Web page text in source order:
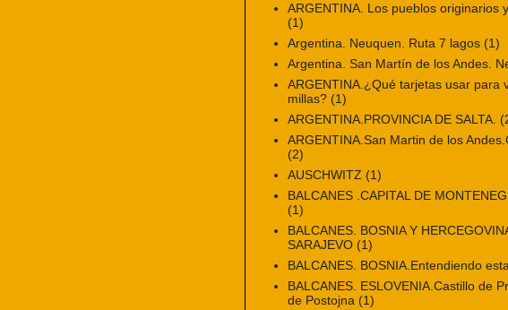
ARGENTINA. Los pueblos originarios
(1)
Argentina. Neuquen. Ruta 7 lagos (1)
Argentina. San Martín de los Andes.
ARGENTINA.¿Qué tarjetas usar para
millas? (1)
ARGENTINA.PROVINCIA DE SALTA.
ARGENTINA.San Martin de los
(2)
AUSCHWITZ (1)
BALCANES .CAPITAL DE
(1)
BALCANES. BOSNIA Y
SARAJEVO (1)
BALCANES. BOSNIA.Entendiendo
BALCANES. ESLOVENIA.Castillo de
de Postojna (1)